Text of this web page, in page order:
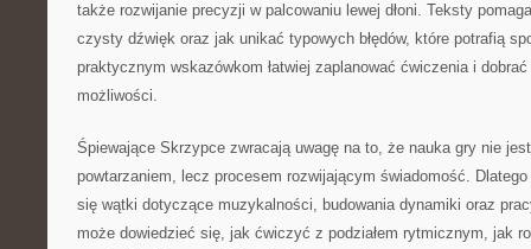
także rozwijanie precyzji w palcowaniu lewej dłoni. Teksty
czysty dźwięk oraz jak unikać typowych błędów, które potrafią
praktycznym wskazówkom łatwiej zaplanować ćwiczenia i
możliwości.
Śpiewające Skrzypce zwracają uwagę na to, że nauka gry nie
powtarzaniem, lecz procesem rozwijającym świadomość. Dlatego
się wątki dotyczące muzykalności, budowania dynamiki oraz
może dowiedzieć się, jak ćwiczyć z podziałem rytmicznym, jak